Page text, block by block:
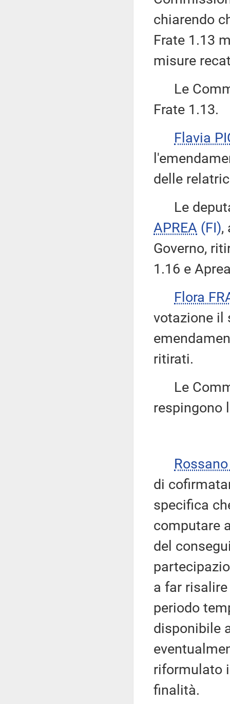
chiarendo
Frate 1.13
misure
Le
Frate 1.13.
Flavia
delle
Le
APREA (FI),
Governo,
1.16 e
Flora
votazione il
ritirati.
Le
respingono
di
specifica
computare
del
a far
periodo
disponibile
riformulato
finalità.